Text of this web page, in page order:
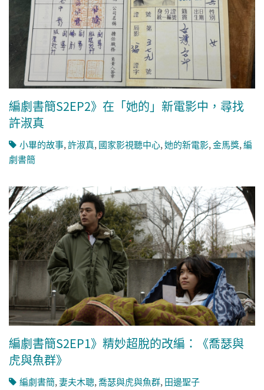
編劇書簡S2EP2》在「她的」新電影中，尋找
許淑真
小畢的故事,許淑真, 國家影視聽中心,她的新電影,金馬獎,編
劇書簡
編劇書簡S2EP1》精妙超脫的改編：《喬瑟與
虎與魚群》
編劇書簡,妻夫木聰,喬瑟與虎與魚群,田邊聖子